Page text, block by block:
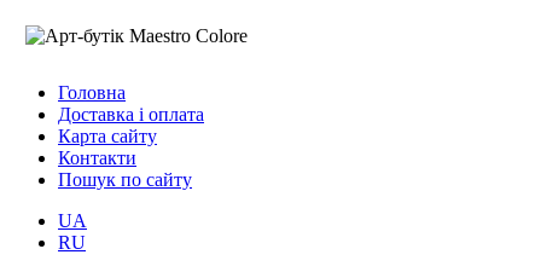
Головна
Доставка і оплата
Карта сайту
Контакти
Пошук по сайту
UA
RU